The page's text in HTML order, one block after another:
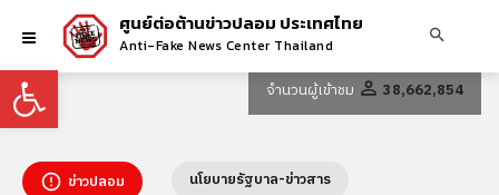
Open toolbar
ศูนย์ต่อต้านข่าวปลอม ประเทศไทย
Anti-Fake News Center Thailand
จำนวนผู้เข้าชม 38,662,854
ข่าวปลอม นโยบายรัฐบาล-ข่าวสาร